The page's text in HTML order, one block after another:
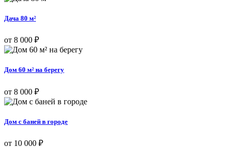
Дача 80 м²
от 8 000 ₽
Дом 60 м² на берегу
от 8 000 ₽
Дом с баней в городе
от 10 000 ₽